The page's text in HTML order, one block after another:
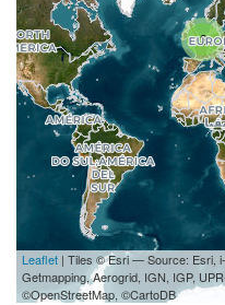
2
Leaflet | Tiles © Esri — Source: Esri,
Getmapping, Aerogrid, IGN, IGP,
©OpenStreetMap, ©CartoDB